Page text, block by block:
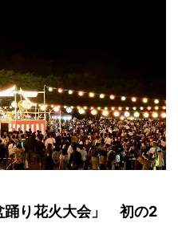
踊り花火大会」 初の2